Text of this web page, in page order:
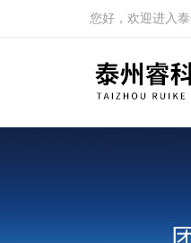
您好，欢迎进入